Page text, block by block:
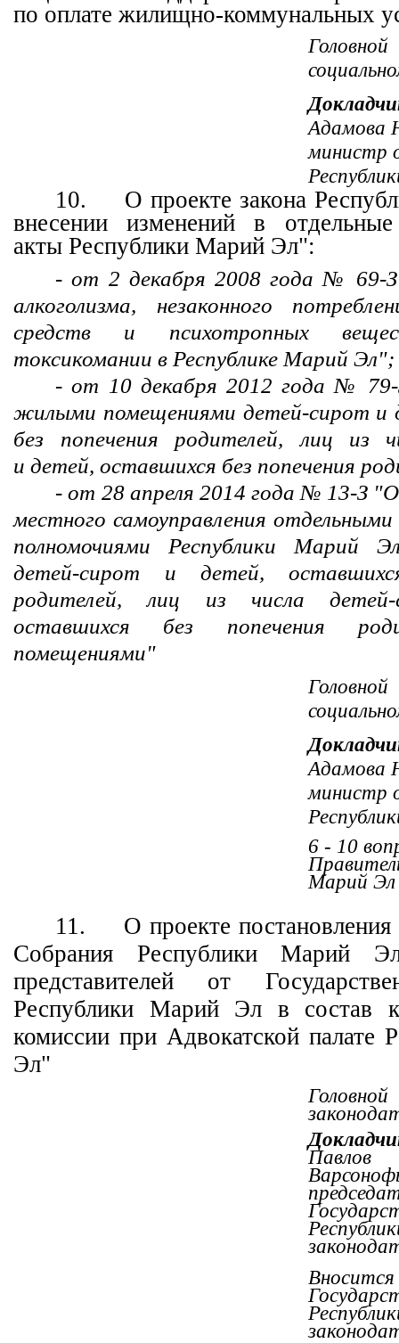
по оплате жилищно-коммунальных
Адамова
министр
10.
О проекте закона
внесении изменений в отдельные
акты Республики Марий Эл":
- от 2 декабря 2008 года № 69-
алкоголизма, незаконного
средств и психотропных
токсикомании в Республике Марий Эл";
- от 10 декабря 2012 года № 79-
жилыми помещениями детей-сирот и
без попечения родителей, лиц из
и детей, оставшихся без попечения
- от 28 апреля 2014 года № 13-З "О
местного самоуправления
полномочиями Республики Марий
детей-сирот и детей,
родителей, лиц из числа
оставшихся без попечения
помещениями"
Адамова
министр
6 - 10
Марий Эл
11.
О проекте постановления
Собрания Республики Марий
представителей от
Республики Марий Эл в состав
комиссии при Адвокатской палате
Эл"